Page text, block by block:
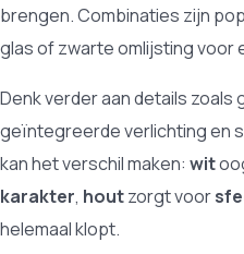
brengen. Combinaties zijn
glas of zwarte omlijsting voor
Denk verder aan details
geïntegreerde verlichting en
kan het verschil maken: wit
karakter, houtzorgt voor
helemaal klopt.